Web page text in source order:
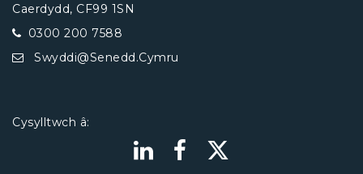
Caerdydd, CF99 1SN
0300 200 7588
Swyddi@Senedd.Cymru
Cysylltwch â: